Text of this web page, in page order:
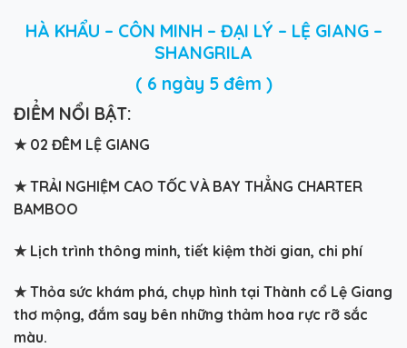
HÀ KHẨU – CÔN MINH – ĐẠI LÝ – LỆ GIANG –
SHANGRILA
( 6 ngày 5 đêm )
ĐIỂM NỔI BẬT:
★02 ĐÊM LỆ GIANG
★TRẢI NGHIỆM CAO TỐC VÀ BAY THẲNG CHARTER
BAMBOO
★Lịch trình thông minh, tiết kiệm thời gian, chi phí
★Thỏa sức khám phá, chụp hình tại Thành cổ Lệ Giang
thơ mộng, đắm say bên những thảm hoa rực rỡ sắc
màu.